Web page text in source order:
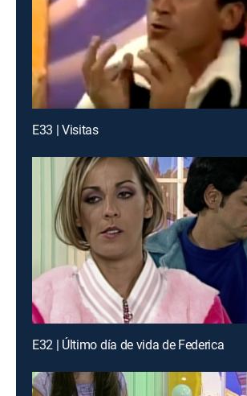
E33 | Visitas
E32 | Último día de vida de Federica